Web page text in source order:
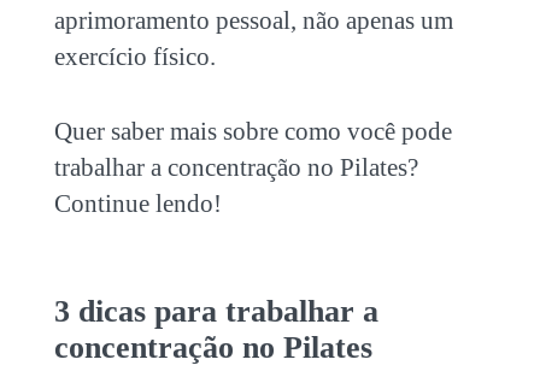
aprimoramento pessoal, não apenas um
exercício físico.
Quer saber mais sobre como você pode
trabalhar a concentração no Pilates?
Continue lendo!
3 dicas para trabalhar a
concentração no Pilates